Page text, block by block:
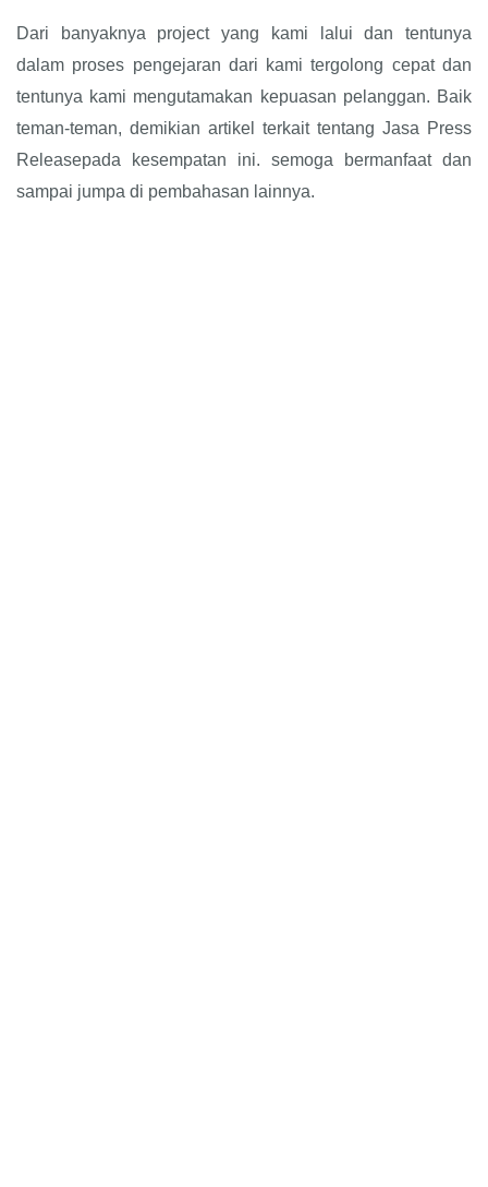
Dari banyaknya project yang kami lalui dan tentunya
dalam proses pengejaran dari kami tergolong cepat dan
tentunya kami mengutamakan kepuasan pelanggan. Baik
teman-teman, demikian artikel terkait tentang Jasa Press
Releasepada kesempatan ini. semoga bermanfaat dan
sampai jumpa di pembahasan lainnya.